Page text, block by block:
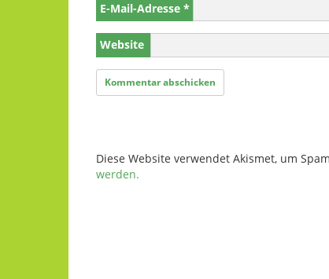
E-Mail-Adresse *
Website
Diese Website verwendet Akismet, um
werden.